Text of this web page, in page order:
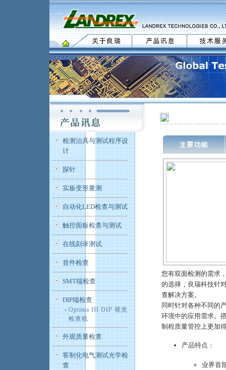
检测治具与测试程序设
计
探针
实板变形量测
自动化LED检查与测试
触控面板检查与测试
在线刻录测试
首件检查
SMT端检查
DIP端检查
Optima III DIP 视觉
检查机
外观质量检查
客制化电气测试光学检
查
您有双面检测的需求
的选择，良瑞科技针
查解决方案。
同时针对各种不同的
环境中的应用需求。
制程质量管控上更加
产品特点：
业界首